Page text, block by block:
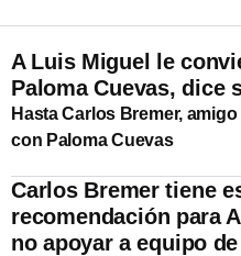
A Luis Miguel le
Paloma Cuevas, dice
Hasta Carlos Bremer,
con Paloma Cuevas
Carlos Bremer tiene
recomendación para
no apoyar a equipo